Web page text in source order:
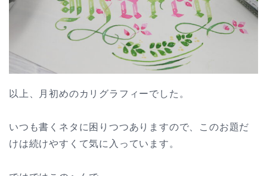
以上、月初めのカリグラフィーでした。
いつも書くネタに困りつつありますので、このお題だ
けは続けやすくて気に入っています。